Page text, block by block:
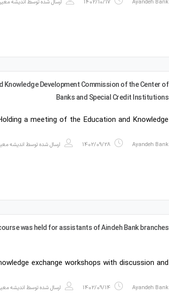
Ayandeh Bank
1402/10/17 ارسال شده توسط اندیشه
Knowledge Development Commission of the Center of
Banks and Special Credit Institutions
a meeting of the Education and Knowledge…
Ayandeh Bank
1402/09/28 ارسال شده توسط اندیشه
was held for assistants of Aindeh Bank branches
exchange workshops with discussion and…
Ayandeh Bank
1402/09/14 ارسال شده توسط اندیشه